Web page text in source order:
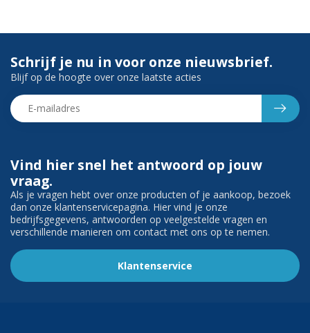
Vind hier snel het antwoord op jouw
vraag.
Als je vragen hebt over onze producten of je aankoop, bezoek
dan onze klantenservicepagina. Hier vind je onze
bedrijfsgegevens, antwoorden op veelgestelde vragen en
verschillende manieren om contact met ons op te nemen.
Klantenservice
Schrijf je nu in voor onze nieuwsbrief.
Blijf op de hoogte over onze laatste acties